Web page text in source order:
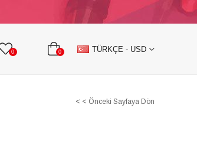
0 0 TÜRKÇE - USD
TAŞLI TEKSTİL AKSESUARLARI
< < Önceki Sayfaya Dön